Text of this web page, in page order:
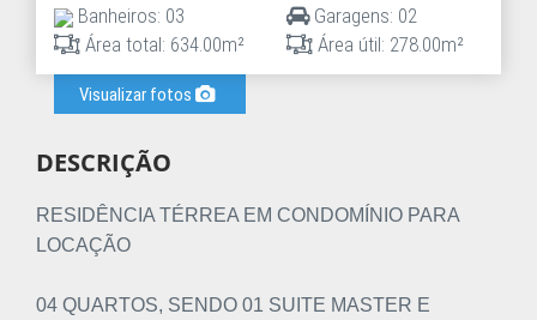
Banheiros: 03
Garagens: 02
Área total: 634.00m²
Área útil: 278.00m²
Visualizar fotos
DESCRIÇÃO
RESIDÊNCIA TÉRREA EM CONDOMÍNIO PARA
LOCAÇÃO
04 QUARTOS, SENDO 01 SUITE MASTER E